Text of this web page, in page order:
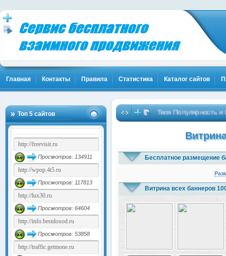
Главная Контакты Правила Статистика Каталог сайтов
Топ 5 сайтов
Просмотров: 134911
Просмотров: 117813
Просмотров: 64604
Просмотров: 53858
Твоя Популярность и
Бесплатное размещение
Витрина всех баннеров